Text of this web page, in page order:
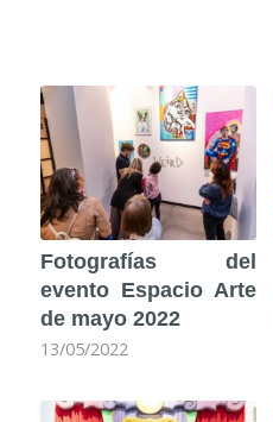
Fotografías del
evento Espacio Arte
de mayo 2022
13/05/2022